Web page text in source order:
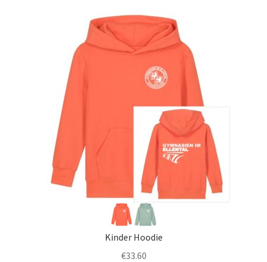
Kinder Hoodie
€33.60